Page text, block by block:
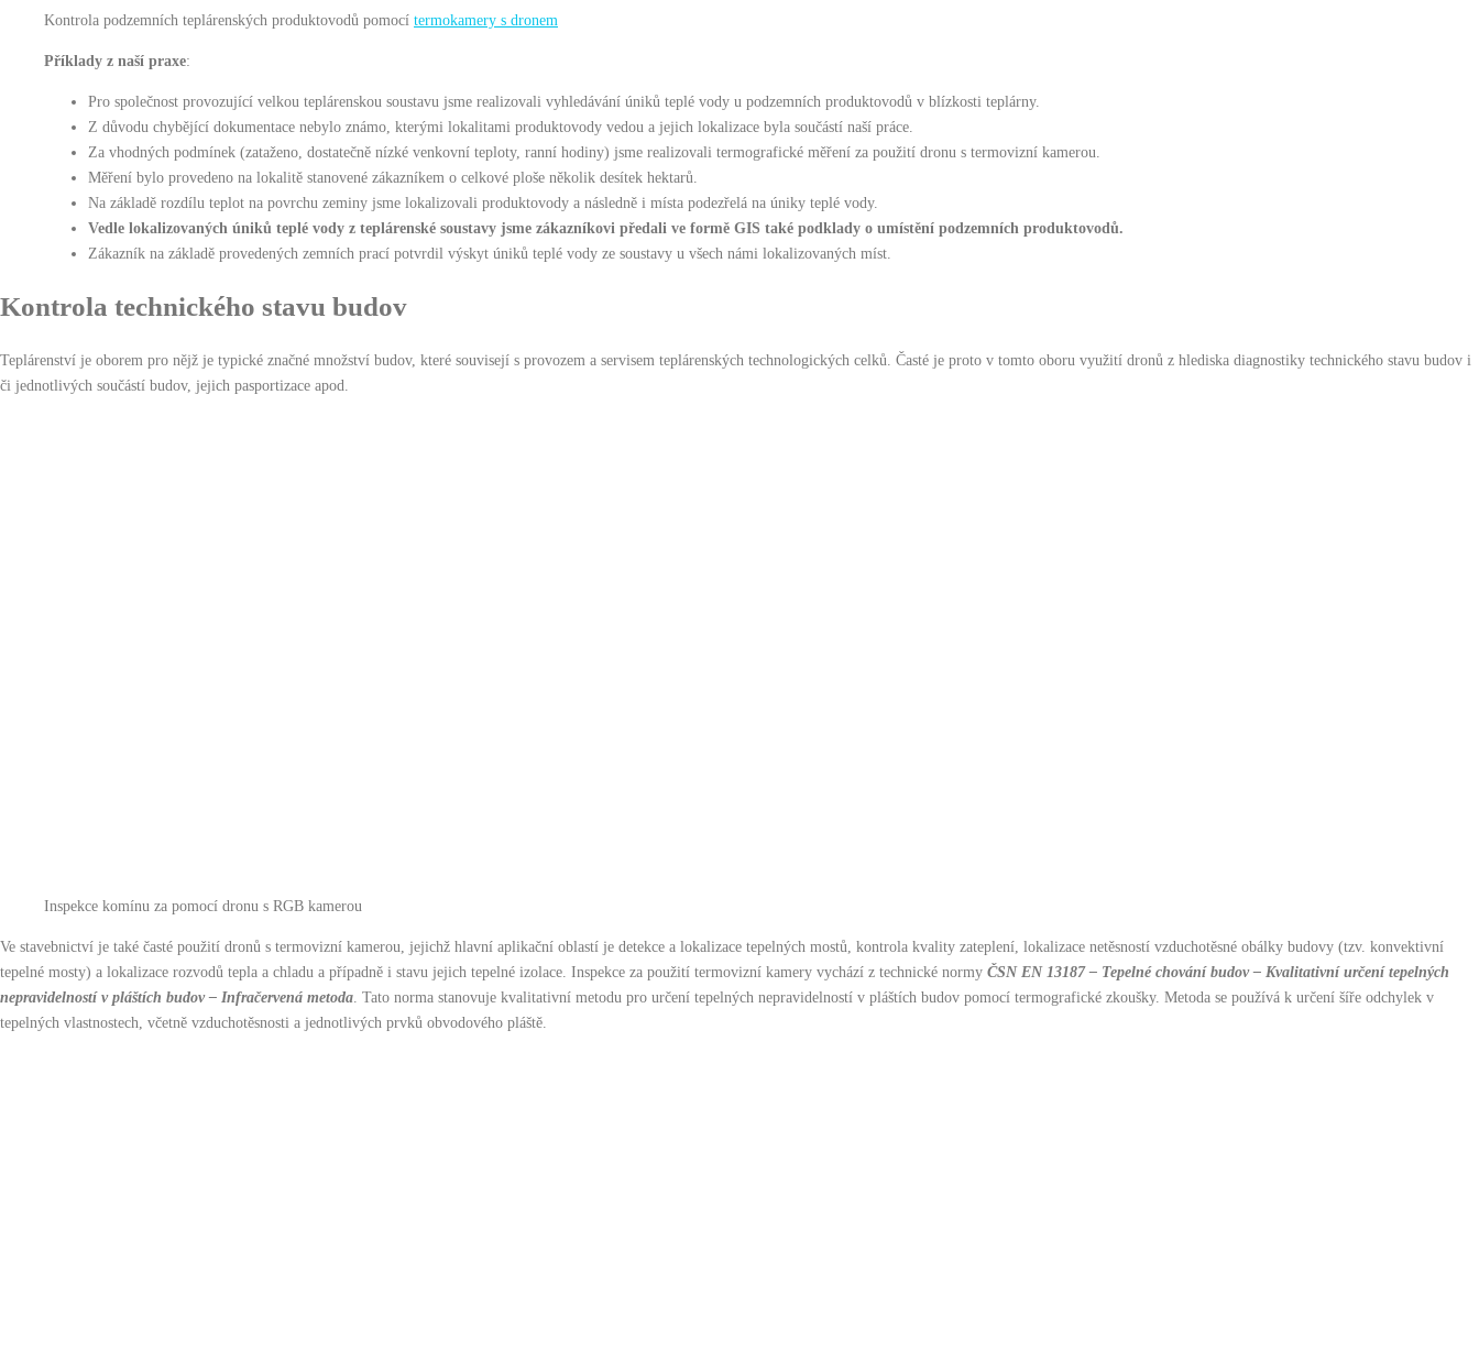
Kontrola podzemních teplárenských produktovodů pomocí termokamery s dronem
Příklady z naší praxe:
Pro společnost provozující velkou teplárenskou soustavu jsme realizovali vyhledávání úniků teplé vody u podzemních produktovodů v blízkosti teplárny.
Z důvodu chybějící dokumentace nebylo známo, kterými lokalitami produktovody vedou a jejich lokalizace byla součástí naší práce.
Za vhodných podmínek (zataženo, dostatečně nízké venkovní teploty, ranní hodiny) jsme realizovali termografické měření za použití dronu s termovizní kamerou.
Měření bylo provedeno na lokalitě stanovené zákazníkem o celkové ploše několik desítek hektarů.
Na základě rozdílu teplot na povrchu zeminy jsme lokalizovali produktovody a následně i místa podezřelá na úniky teplé vody.
Vedle lokalizovaných úniků teplé vody z teplárenské soustavy jsme zákazníkovi předali ve formě GIS také podklady o umístění podzemních produktovodů.
Zákazník na základě provedených zemních prací potvrdil výskyt úniků teplé vody ze soustavy u všech námi lokalizovaných míst.
Kontrola technického stavu budov
Teplárenství je oborem pro nějž je typické značné množství budov, které souvisejí s provozem a servisem teplárenských technologických celků. Časté je proto v tomto oboru využití dronů z hlediska diagnostiky technického stavu budov i
či jednotlivých součástí budov, jejich pasportizace apod.
Inspekce komínu za pomocí dronu s RGB kamerou
Ve stavebnictví je také časté použití dronů s termovizní kamerou, jejichž hlavní aplikační oblastí je detekce a lokalizace tepelných mostů, kontrola kvality zateplení, lokalizace netěsností vzduchotěsné obálky budovy (tzv. konvektivní
tepelné mosty) a lokalizace rozvodů tepla a chladu a případně i stavu jejich tepelné izolace. Inspekce za použití termovizní kamery vychází z technické normy ČSN EN 13187 – Tepelné chování budov – Kvalitativní určení tepelných
nepravidelností v pláštích budov – Infračervená metoda . Tato norma stanovuje kvalitativní metodu pro určení tepelných nepravidelností v pláštích budov pomocí termografické zkoušky. Metoda se používá k určení šíře odchylek v
tepelných vlastnostech, včetně vzduchotěsnosti a jednotlivých prvků obvodového pláště.